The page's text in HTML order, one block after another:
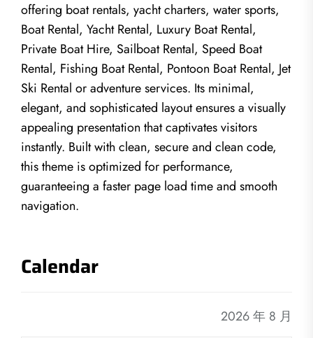
offering boat rentals, yacht charters, water sports,
Boat Rental, Yacht Rental, Luxury Boat Rental,
Private Boat Hire, Sailboat Rental, Speed Boat
Rental, Fishing Boat Rental, Pontoon Boat Rental, Jet
Ski Rental or adventure services. Its minimal,
elegant, and sophisticated layout ensures a visually
appealing presentation that captivates visitors
instantly. Built with clean, secure and clean code,
this theme is optimized for performance,
guaranteeing a faster page load time and smooth
navigation.
Calendar
2026 年 8 月